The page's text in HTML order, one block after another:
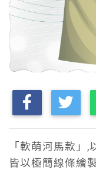
「軟萌河馬款」
皆以極簡線條繪